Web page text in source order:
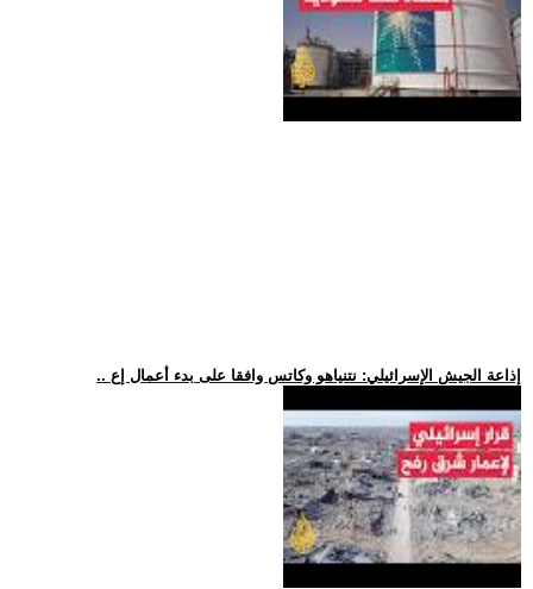
.. إذاعة الجيش الإسرائيلي: نتنياهو وكاتس وافقا على بدء أعمال إع